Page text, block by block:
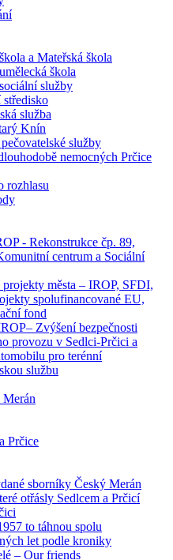
a Mateřská škola
škola
služby
služba
Knín
služby
nemocných Prčice
rozhlasu
- Rekonstrukce čp. 89,
centrum a Sociální
města – IROP, SFDI,
spolufinancované EU,
fond
Zvýšení bezpečnosti
provozu v Sedlci-Prčici a
pro terénní
službu
Merán
Prčice
sborníky Český Merán
otřásly Sedlcem a Prčicí
to táhnou spolu
let podle kroniky
– Our friends